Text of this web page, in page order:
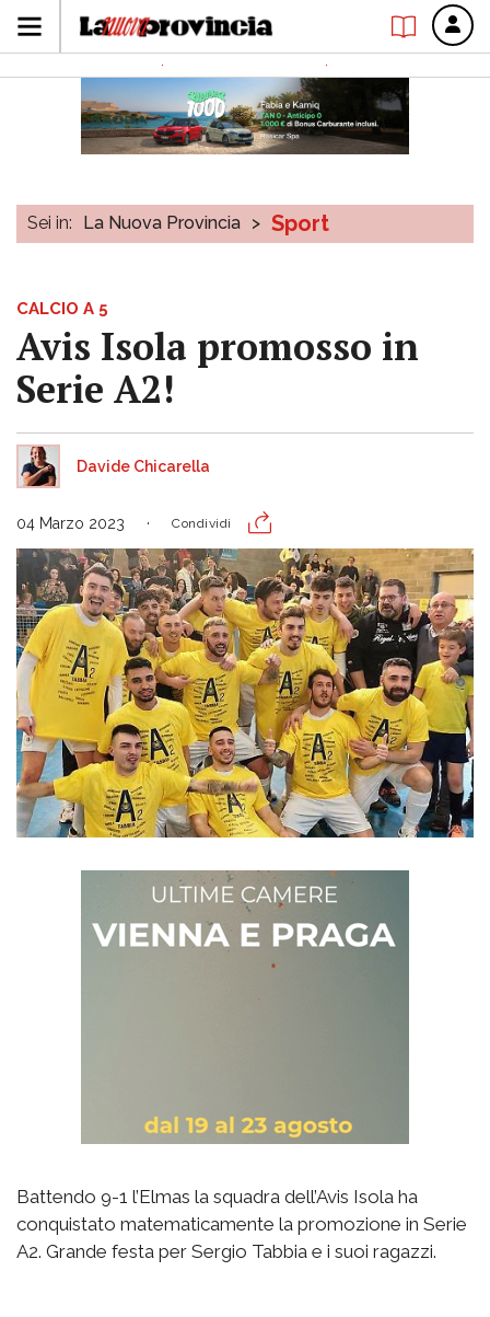
Sei in: La Nuova Provincia > Sport
CALCIO A 5
Avis Isola promosso in
Serie A2!
Davide Chicarella
04 Marzo 2023 Condividi
Battendo 9-1 l’Elmas la squadra dell’Avis Isola ha
conquistato matematicamente la promozione in Serie
A2. Grande festa per Sergio Tabbia e i suoi ragazzi.